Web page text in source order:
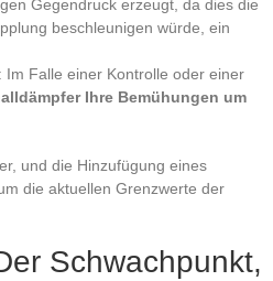
Gegendruck erzeugt, da dies die
beschleunigen würde, ein
Im Falle einer Kontrolle oder einer
Ihre Bemühungen um
und die Hinzufügung eines
die aktuellen Grenzwerte der
Schwachpunkt,